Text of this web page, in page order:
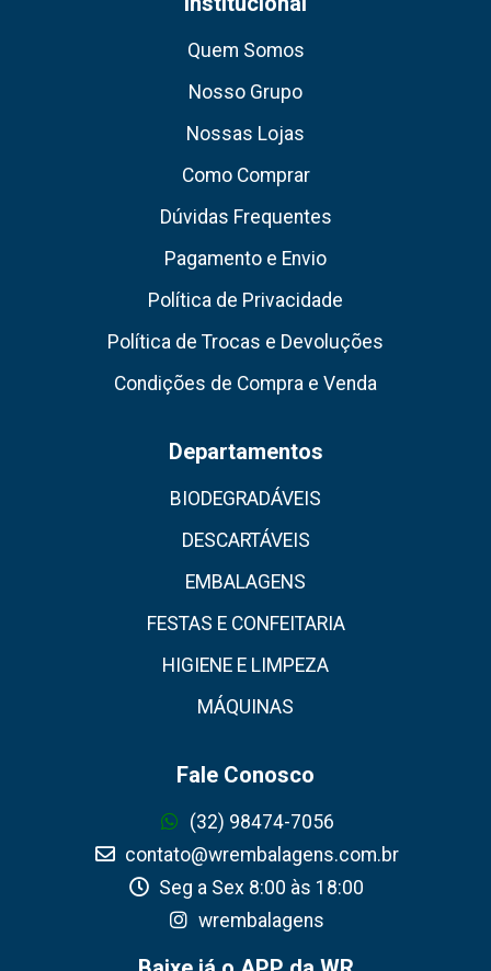
Quem Somos
Nosso Grupo
Nossas Lojas
Como Comprar
Dúvidas Frequentes
Pagamento e Envio
Política de Privacidade
Política de Trocas e Devoluções
Condições de Compra e Venda
Departamentos
BIODEGRADÁVEIS
DESCARTÁVEIS
EMBALAGENS
FESTAS E CONFEITARIA
HIGIENE E LIMPEZA
MÁQUINAS
Fale Conosco
(32) 98474-7056
contato@wrembalagens.com.br
Seg a Sex 8:00 às 18:00
wrembalagens